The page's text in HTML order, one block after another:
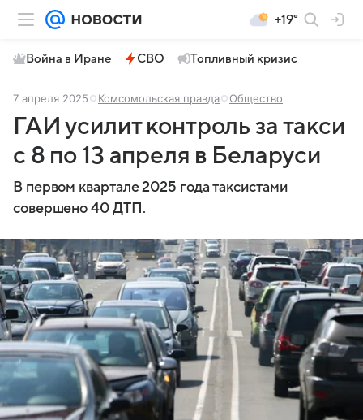
+19°
Война в Иране СВО Топливный кризис
7 апреля 2025 Комсомольская правда Общество
ГАИ усилит контроль за такси
с 8 по 13 апреля в Беларуси
В первом квартале 2025 года таксистами
совершено 40 ДТП.